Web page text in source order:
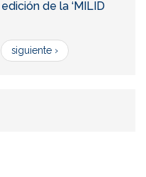
de la ‘MILID
siguiente ›